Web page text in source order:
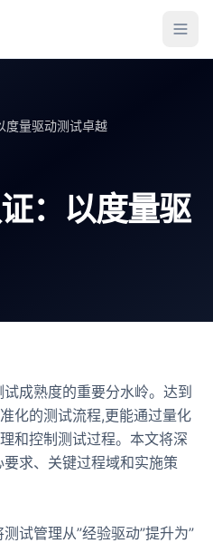
度量驱动测试卓越
：以度量驱
成熟度的重要分水岭。达到
化的测试流程,更能通过量化
和控制测试过程。本文将深
求、关键过程域和实施策
试管理从”经验驱动”提升为”